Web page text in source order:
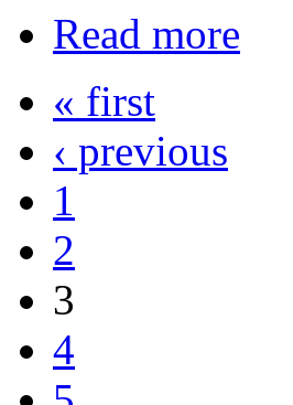
Read more
« first
‹ previous
1
2
3
4